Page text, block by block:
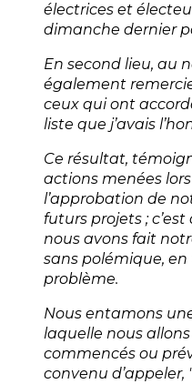
électrices et
dimanche dernier
En second lieu, au
également
ceux qui ont
liste que j’avais
Ce résultat,
actions menées
l’approbation de
futurs projets ;
nous avons fait
sans polémique,
problème.
Nous entamons
laquelle nous
commencés ou
convenu